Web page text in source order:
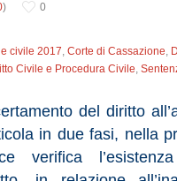
)
0
civile 2017,Corte di Cassazione,
Civile e Procedura Civile,
del diritto
in due fasi, nella
verifica